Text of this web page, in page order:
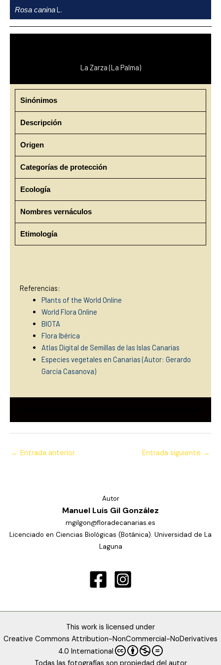
contenido
Rosa caninaL.
La Zarza (La Palma)
Sinónimos
Descripción
Origen
Categorías de protección
Ecología
Nombres vernáculos
Etimología
Referencias:
Plants of the World Online
World Flora Online
BIOTA
Flora Ibérica
Atlas Digital de Semillas de las Islas Canarias
Especies vegetales en Canarias (Autor: Gerardo
García Casanova)
← Entrada anterior Entrada siguiente →
Autor
Manuel Luis Gil González
mgilgon@floradecanarias.es
Licenciado en Ciencias Biológicas (Botánica). Universidad de La
Laguna
This work is licensed under
Creative Commons Attribution-NonCommercial-NoDerivatives
4.0 International